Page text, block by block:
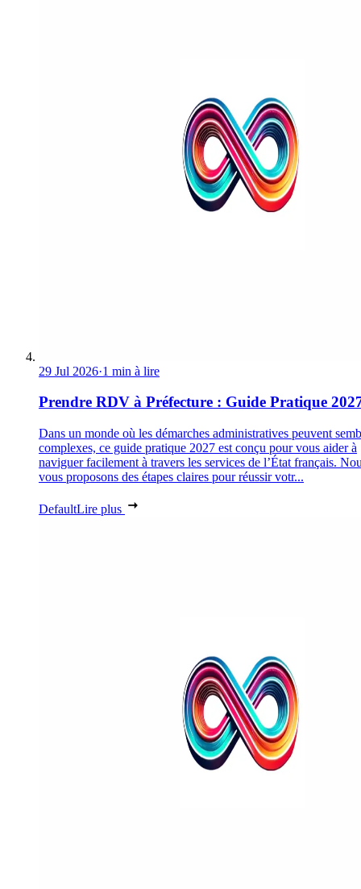
29 Jul 2026·1 min à lire
Prendre RDV à Préfecture : Guide Pratique
Dans un monde où les démarches administratives peuvent
complexes, ce guide pratique 2027 est conçu pour vous aider à
naviguer facilement à travers les services de l’État français.
vous proposons des étapes claires pour réussir votr...
DefaultLire plus